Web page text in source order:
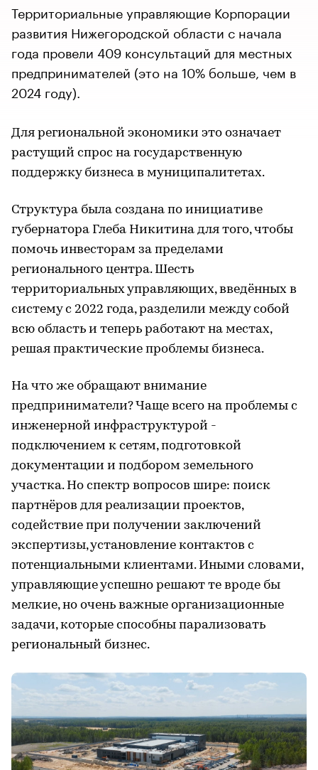
Территориальные управляющие Корпорации
развития Нижегородской области с начала
года провели 409 консультаций для местных
предпринимателей (это на 10% больше, чем в
2024 году).
Для региональной экономики это означает
растущий спрос на государственную
поддержку бизнеса в муниципалитетах.
Структура была создана по инициативе
губернатора Глеба Никитина для того, чтобы
помочь инвесторам за пределами
регионального центра. Шесть
территориальных управляющих, введённых в
систему с 2022 года, разделили между собой
всю область и теперь работают на местах,
решая практические проблемы бизнеса.
На что же обращают внимание
предприниматели? Чаще всего на проблемы с
инженерной инфраструктурой -
подключением к сетям, подготовкой
документации и подбором земельного
участка. Но спектр вопросов шире: поиск
партнёров для реализации проектов,
содействие при получении заключений
экспертизы, установление контактов с
потенциальными клиентами. Иными словами,
управляющие успешно решают те вроде бы
мелкие, но очень важные организационные
задачи, которые способны парализовать
региональный бизнес.